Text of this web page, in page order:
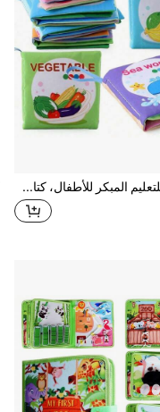
كتاب قماش للتعليم المبكر للأطفال، كتاب معرفي ناعم باللغة الإنجليزية عن الحيوانات والمواصلات، لعبة أطفال لتعلم أشكال الحيوانات والمرور والفواكه والأرقام